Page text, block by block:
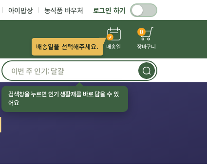
아이밥상 농식품 바우처 로그인 하기
배송일
배송일을 선택해주세요.
0
장바구니
검색창을 누르면 인기 생활재를 바로 담을 수 있
어요